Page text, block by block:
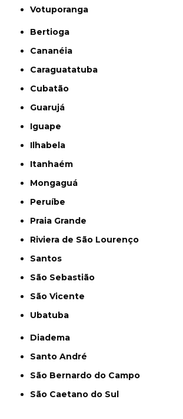
Votuporanga
Bertioga
Cananéia
Caraguatatuba
Cubatão
Guarujá
Iguape
Ilhabela
Itanhaém
Mongaguá
Peruíbe
Praia Grande
Riviera de São Lourenço
Santos
São Sebastião
São Vicente
Ubatuba
Diadema
Santo André
São Bernardo do Campo
São Caetano do Sul